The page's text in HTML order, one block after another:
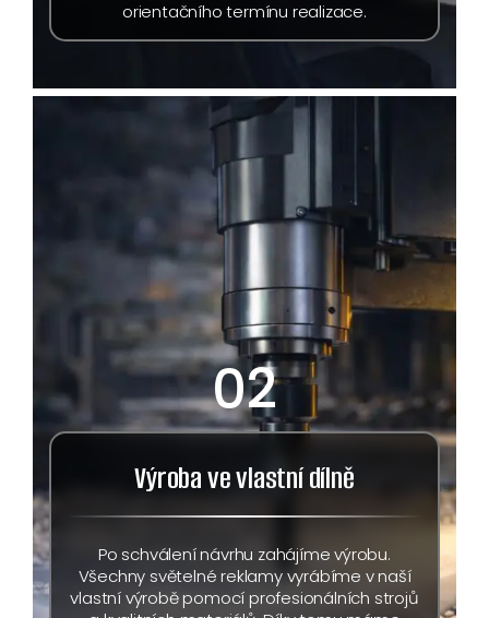
orientačního termínu realizace.
02
Výroba ve vlastní dílně
Po schválení návrhu zahájíme výrobu.
Všechny světelné reklamy vyrábíme v naší
vlastní výrobě pomocí profesionálních strojů